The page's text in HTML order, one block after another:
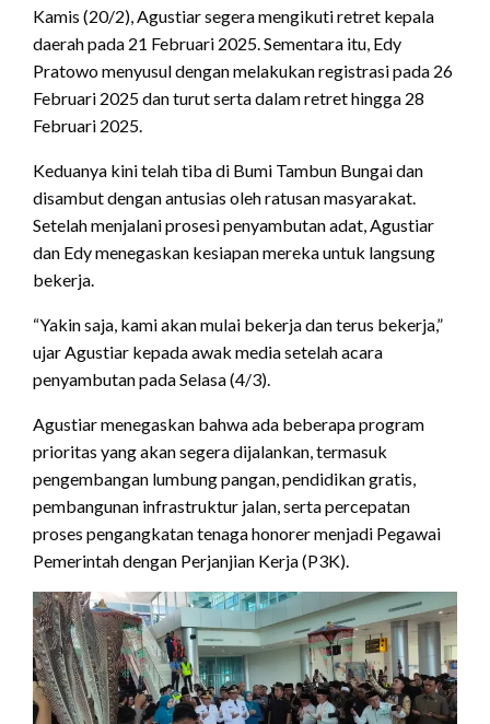
Kamis (20/2), Agustiar segera mengikuti retret kepala
daerah pada 21 Februari 2025. Sementara itu, Edy
Pratowo menyusul dengan melakukan registrasi pada 26
Februari 2025 dan turut serta dalam retret hingga 28
Februari 2025.
Keduanya kini telah tiba di Bumi Tambun Bungai dan
disambut dengan antusias oleh ratusan masyarakat.
Setelah menjalani prosesi penyambutan adat, Agustiar
dan Edy menegaskan kesiapan mereka untuk langsung
bekerja.
“Yakin saja, kami akan mulai bekerja dan terus bekerja,”
ujar Agustiar kepada awak media setelah acara
penyambutan pada Selasa (4/3).
Agustiar menegaskan bahwa ada beberapa program
prioritas yang akan segera dijalankan, termasuk
pengembangan lumbung pangan, pendidikan gratis,
pembangunan infrastruktur jalan, serta percepatan
proses pengangkatan tenaga honorer menjadi Pegawai
Pemerintah dengan Perjanjian Kerja (P3K).